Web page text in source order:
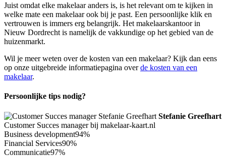
Juist omdat elke makelaar anders is, is het relevant om te kijken in
welke mate een makelaar ook bij je past. Een persoonlijke klik en
vertrouwen is immers erg belangrijk. Het makelaarskantoor in
Nieuw Dordrecht is namelijk de vakkundige op het gebied van de
huizenmarkt.
Wil je meer weten over de kosten van een makelaar? Kijk dan eens
op onze uitgebreide informatiepagina overde kosten van een
makelaar.
Persoonlijke tips nodig?
Stefanie Greefhart
Customer Succes manager bij makelaar-kaart.nl
Business development94%
Financial Services90%
Communicatie97%